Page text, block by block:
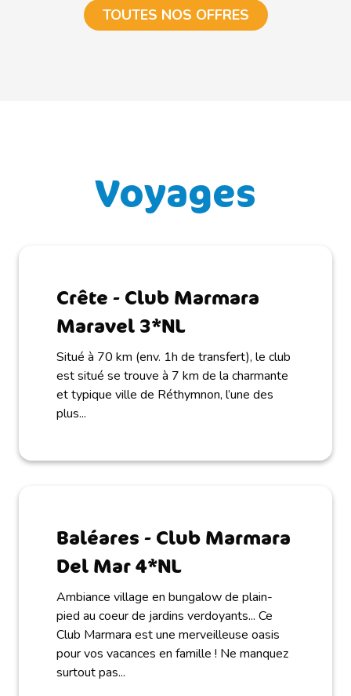
TOUTES NOS OFFRES
Voyages
Crête - Club Marmara
Maravel 3*NL
Situé à 70 km (env. 1h de transfert), le club
est situé se trouve à 7 km de la charmante
et typique ville de Réthymnon, l’une des
plus...
Baléares - Club Marmara
Del Mar 4*NL
Ambiance village en bungalow de plain-
pied au coeur de jardins verdoyants... Ce
Club Marmara est une merveilleuse oasis
pour vos vacances en famille ! Ne manquez
surtout pas...